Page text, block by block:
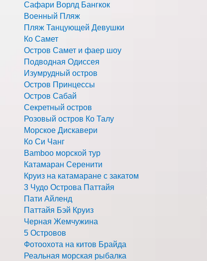
Сафари Ворлд Бангкок
Военный Пляж
Пляж Танцующей Девушки
Ко Самет
Остров Самет и фаер шоу
Подводная Одиссея
Изумрудный остров
Остров Принцессы
Остров Сабай
Секретный остров
Розовый остров Ко Талу
Морское Дискавери
Ко Си Чанг
Bamboo морской тур
Катамаран Серенити
Круиз на катамаране с закатом
3 Чудо Острова Паттайя
Пати Айленд
Паттайя Бэй Круиз
Черная Жемчужина
5 Островов
Фотоохота на китов Брайда
Реальная морская рыбалка